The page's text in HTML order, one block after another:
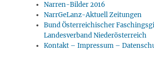
Narren-Bilder 2016
NarrGeLanz-Aktuell Zeitungen
Bund Österreichischer
Landesverband Niederösterreich
Kontakt – Impressum –